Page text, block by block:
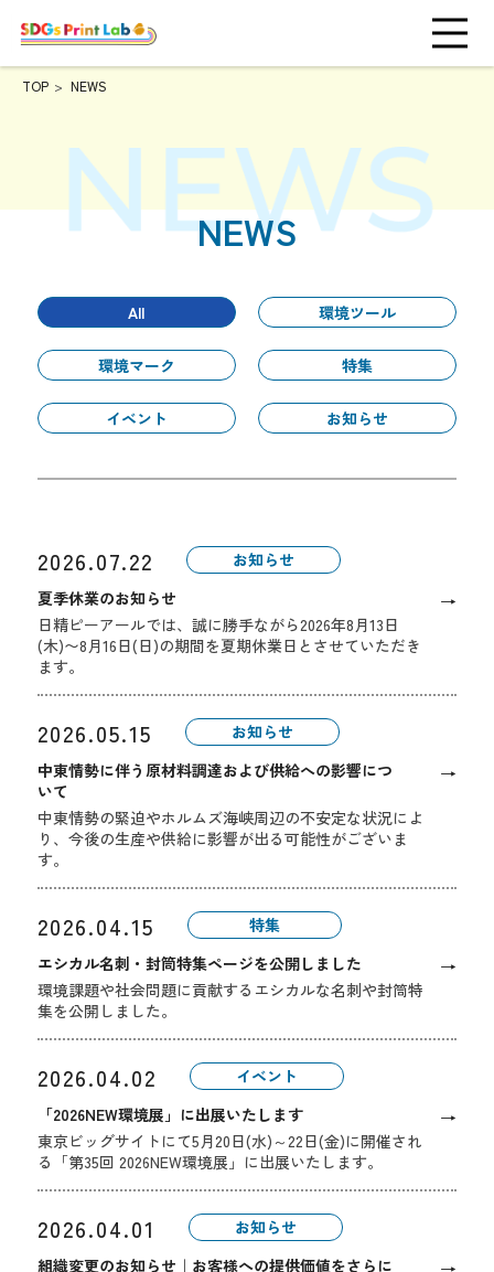
TOP NEWS
NEWS
All 環境ツール
環境マーク 特集
イベント お知らせ
2026.07.22
お知らせ
夏季休業のお知らせ
日精ピーアールでは、誠に勝手ながら2026年8月13日
(木)〜8月16日(日)の期間を夏期休業日とさせていただき
ます。
→
2026.05.15
お知らせ
中東情勢に伴う原材料調達および供給への影響につ
いて
中東情勢の緊迫やホルムズ海峡周辺の不安定な状況によ
り、今後の生産や供給に影響が出る可能性がございま
す。
→
2026.04.15
特集
エシカル名刺・封筒特集ページを公開しました
環境課題や社会問題に貢献するエシカルな名刺や封筒特
集を公開しました。
→
2026.04.02
イベント
「2026NEW環境展」に出展いたします
東京ビッグサイトにて5月20日(水)～22日(金)に開催され
る「第35回 2026NEW環境展」に出展いたします。
→
2026.04.01
お知らせ
組織変更のお知らせ｜お客様への提供価値をさらに